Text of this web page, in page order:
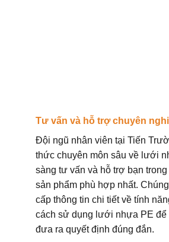
Tư vấn và hỗ trợ chuyên
Đội ngũ nhân viên tại Tiến
thức chuyên môn sâu về lưới
sàng tư vấn và hỗ trợ bạn
sản phẩm phù hợp nhất.
cấp thông tin chi tiết về tính
cách sử dụng lưới nhựa PE để
đưa ra quyết định đúng đắn.